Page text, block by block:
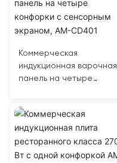
Коммерческая
индукционная варочная
панель на четыре